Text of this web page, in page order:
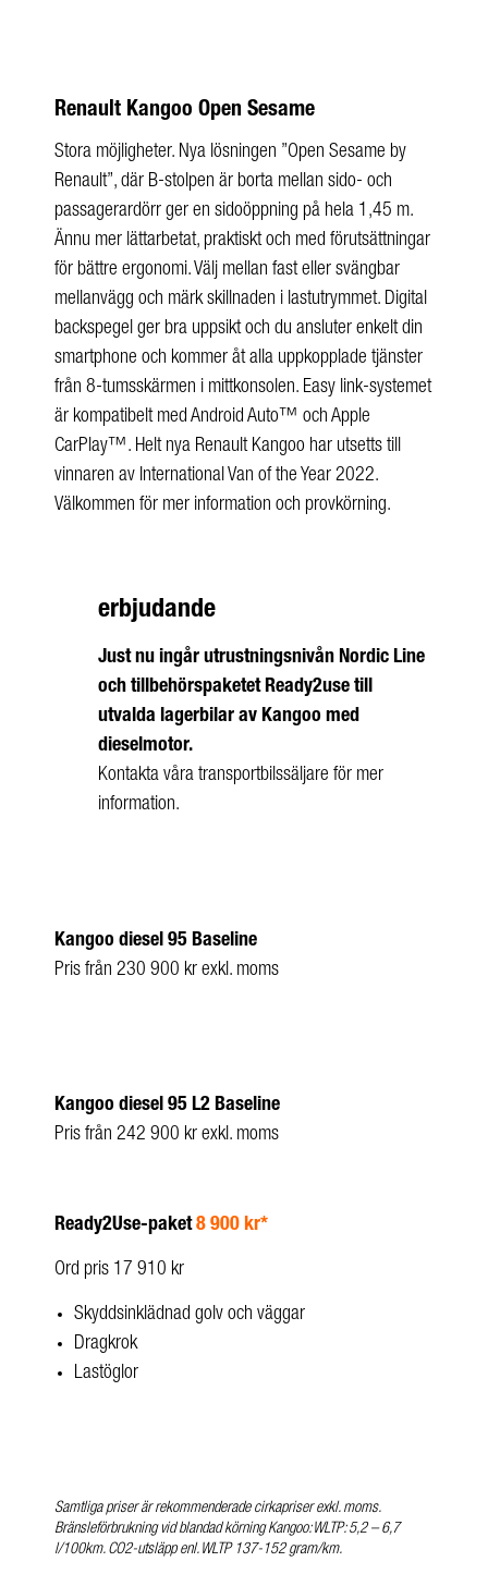
Renault Kangoo Open Sesame
Stora möjligheter. Nya lösningen ”Open Sesame by
Renault”, där B-stolpen är borta mellan sido- och
passagerardörr ger en sidoöppning på hela 1,45 m.
Ännu mer lättarbetat, praktiskt och med förutsättningar
för bättre ergonomi. Välj mellan fast eller svängbar
mellanvägg och märk skillnaden i lastutrymmet. Digital
backspegel ger bra uppsikt och du ansluter enkelt din
smartphone och kommer åt alla uppkopplade tjänster
från 8-tumsskärmen i mittkonsolen. Easy link-systemet
är kompatibelt med Android Auto™ och Apple
CarPlay™. Helt nya Renault Kangoo har utsetts till
vinnaren av International Van of the Year 2022.
Välkommen för mer information och provkörning.
erbjudande
Just nu ingår utrustningsnivån Nordic Line
och tillbehörspaketet Ready2use till
utvalda lagerbilar av Kangoo med
dieselmotor.
Kontakta våra transportbilssäljare för mer
information.
Kangoo diesel 95 Baseline
Pris från 230 900 kr exkl. moms
Kangoo diesel 95 L2 Baseline
Pris från 242 900 kr exkl. moms
Ready2Use-paket8 900 kr*
Ord pris 17 910 kr
Skyddsinklädnad golv och väggar
Dragkrok
Lastöglor
Samtliga priser är rekommenderade cirkapriser exkl. moms.
Bränsleförbrukning vid blandad körning Kangoo: WLTP: 5,2 – 6,7
l/100km. CO2-utsläpp enl. WLTP 137-152 gram/km.